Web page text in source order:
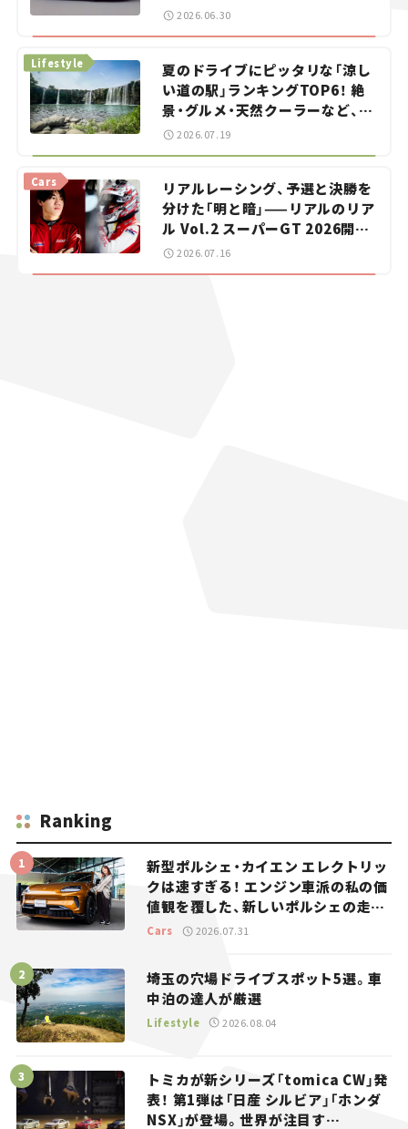
をお手伝い――ちょっとイケてるマ
2026.06.30
夏のドライブにピッタリな「涼し
い道の駅」ランキングTOP6！ 絶
景・グルメ・天然クーラーなど、避
暑におすすめのスポットを紹介
Lifestyle
2026.07.19
リアルレーシング、予選と決勝を
分けた「明と暗」——リアルのリア
ル Vol.2 スーパーGT 2026開幕
戦 岡山国際サーキット
Cars
2026.07.16
Ranking
新型ポルシェ・カイエン エレクトリッ
クは速すぎる！ エンジン車派の私の価
値観を覆した、新しいポルシェの走
り。
Cars 2026.07.31
埼玉の穴場ドライブスポット5選。車
中泊の達人が厳選
Lifestyle 2026.08.04
トミカが新シリーズ「tomica CW」発
表！ 第1弾は「日産 シルビア」「ホンダ
NSX」が登場。世界が注目す